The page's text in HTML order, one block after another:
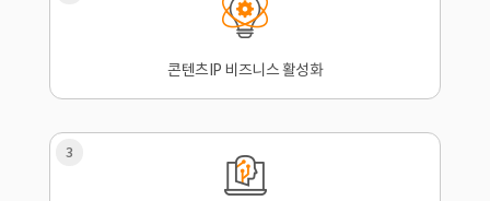
콘텐츠IP 비즈니스 활성화
3